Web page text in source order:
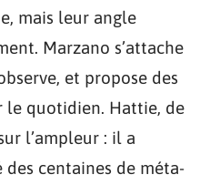
mais leur angle
Marzano s’attache
et propose des
le quotidien. Hattie, de
l’ampleur : il a
centaines de méta-